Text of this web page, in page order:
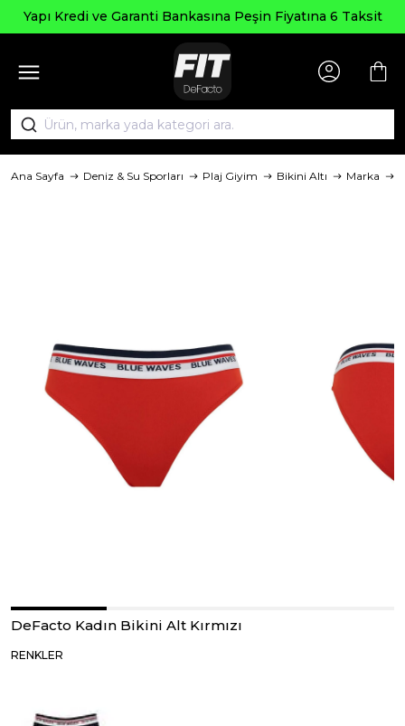
Yapı Kredi ve Garanti Bankasına Peşin Fiyatına 6 Taksit
Ana Sayfa Deniz & Su Sporları Plaj Giyim Bikini Altı Marka
DeFacto Kadın Bikini Alt Kırmızı
RENKLER